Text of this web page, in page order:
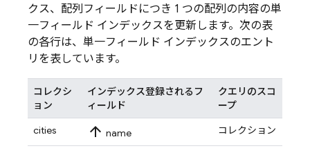
クス、配列フィールドにつき 1 つの配列の内容の単
一フィールド インデックスを更新します。次の表
の各行は、単一フィールド インデックスのエント
リを表しています。
コレクシ
ョン
インデックス登録されるフ
ィールド
クエリのスコ
ープ
cities
arrow_upward name コレクション